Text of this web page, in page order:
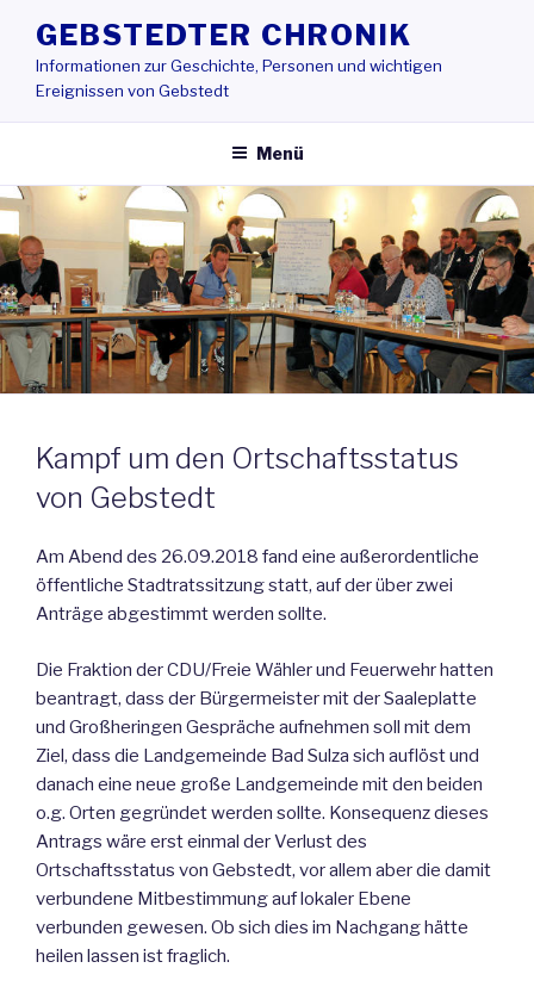
Inhalt
springen
GEBSTEDTER CHRONIK
Informationen zur Geschichte, Personen und wichtigen
Ereignissen von Gebstedt
Menü
Kampf um den Ortschaftsstatus
von Gebstedt
Am Abend des 26.09.2018 fand eine außerordentliche
öffentliche Stadtratssitzung statt, auf der über zwei
Anträge abgestimmt werden sollte.
Die Fraktion der CDU/Freie Wähler und Feuerwehr hatten
beantragt, dass der Bürgermeister mit der Saaleplatte
und Großheringen Gespräche aufnehmen soll mit dem
Ziel, dass die Landgemeinde Bad Sulza sich auflöst und
danach eine neue große Landgemeinde mit den beiden
o.g. Orten gegründet werden sollte. Konsequenz dieses
Antrags wäre erst einmal der Verlust des
Ortschaftsstatus von Gebstedt, vor allem aber die damit
verbundene Mitbestimmung auf lokaler Ebene
verbunden gewesen. Ob sich dies im Nachgang hätte
heilen lassen ist fraglich.